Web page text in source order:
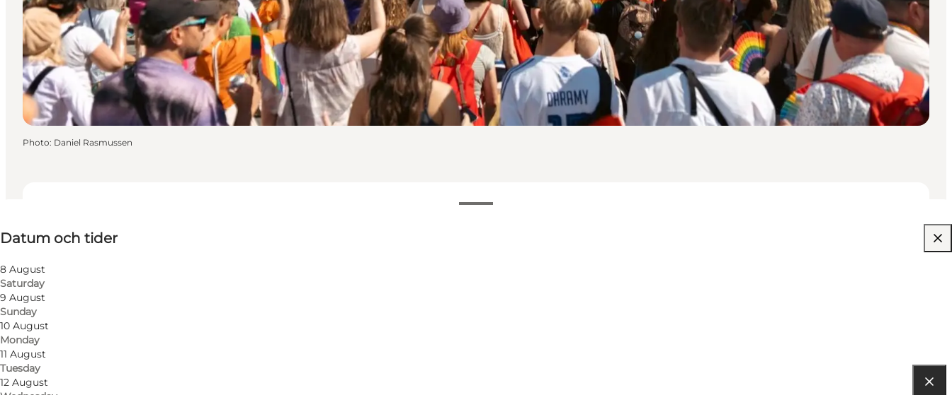
Datum och tider
8 August
Saturday
9 August
Sunday
10 August
Monday
11 August
Tuesday
12 August
Visit website
Photo: Daniel Rasmussen